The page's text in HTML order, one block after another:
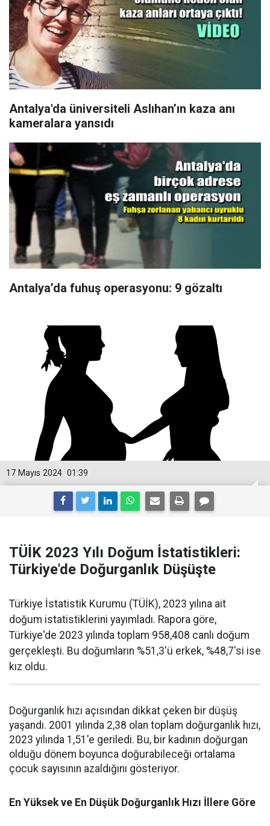
Antalya'da üniversiteli Aslıhan’ın kaza anı
kameralara yansıdı
Antalya’da fuhuş operasyonu: 9 gözaltı
01:39
17 Mayıs 2024
TÜİK 2023 Yılı Doğum İstatistikleri:
Türkiye'de Doğurganlık Düşüşte
Türkiye İstatistik Kurumu (TÜİK), 2023 yılına ait
doğum istatistiklerini yayımladı. Rapora göre,
Türkiye'de 2023 yılında toplam 958,408 canlı doğum
gerçekleşti. Bu doğumların %51,3'ü erkek, %48,7'si ise
kız oldu.
Doğurganlık hızı açısından dikkat çeken bir düşüş
yaşandı. 2001 yılında 2,38 olan toplam doğurganlık hızı,
2023 yılında 1,51'e geriledi. Bu, bir kadının doğurgan
olduğu dönem boyunca doğurabileceği ortalama
çocuk sayısının azaldığını gösteriyor.
En Yüksek ve En Düşük Doğurganlık Hızı İllere Göre